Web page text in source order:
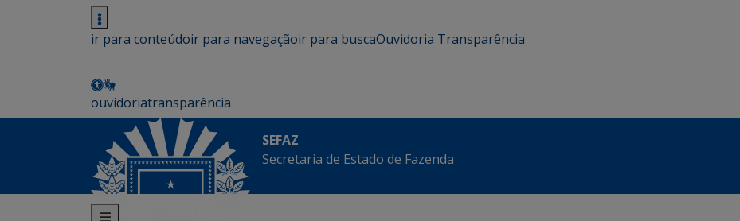
ir para conteúdoir para navegaçãoir para buscaOuvidoria Transparência
ouvidoriatransparência
SEFAZ
Secretaria de Estado de Fazenda